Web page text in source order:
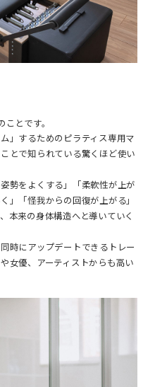
とです。
」するためのピラティス専用マ
とで知られている驚くほど使い
勢をよくする」「柔軟性が上が
」「怪我からの回復が上がる」
本来の身体構造へと導いていく
時にアップデートできるトレー
女優、アーティストからも高い